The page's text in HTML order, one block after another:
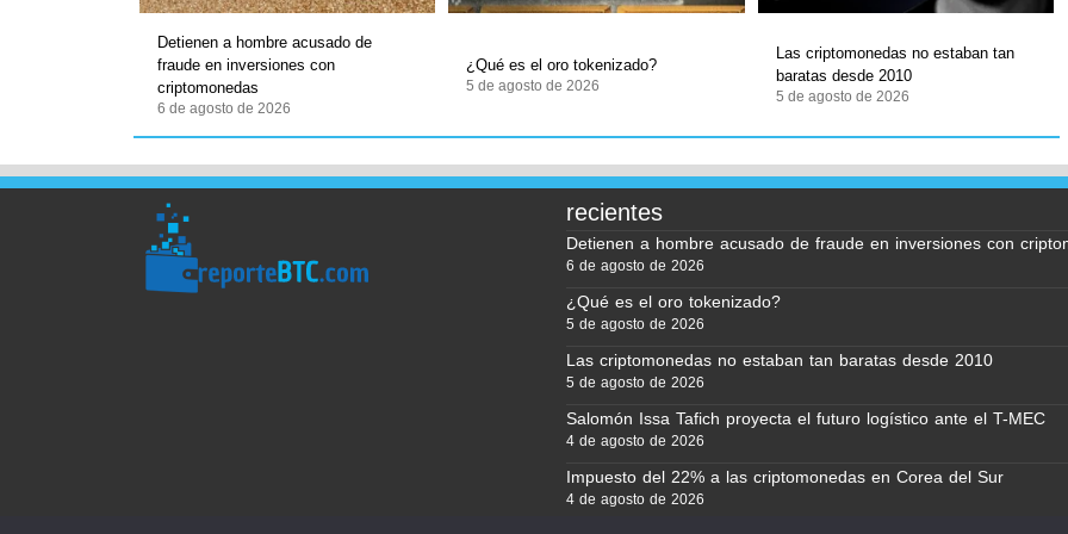
Detienen a hombre acusado de
fraude en inversiones con
criptomonedas
6 de agosto de 2026
¿Qué es el oro tokenizado?
5 de agosto de 2026
Las criptomonedas no estaban tan
baratas desde 2010
5 de agosto de 2026
recientes
Detienen a hombre acusado de fraude en inversiones con
6 de agosto de 2026
¿Qué es el oro tokenizado?
5 de agosto de 2026
Las criptomonedas no estaban tan baratas desde 2010
5 de agosto de 2026
Salomón Issa Tafich proyecta el futuro logístico ante el T-MEC
4 de agosto de 2026
Impuesto del 22% a las criptomonedas en Corea del Sur
4 de agosto de 2026